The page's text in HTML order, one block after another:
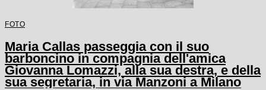
FOTO
Maria Callas passeggia con il suo
barboncino in compagnia dell'amica
Giovanna Lomazzi, alla sua destra, e della
sua segretaria, in via Manzoni a Milano